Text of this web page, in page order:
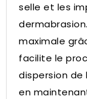
selle et les
dermabrasion.
maximale
facilite le
dispersion
en